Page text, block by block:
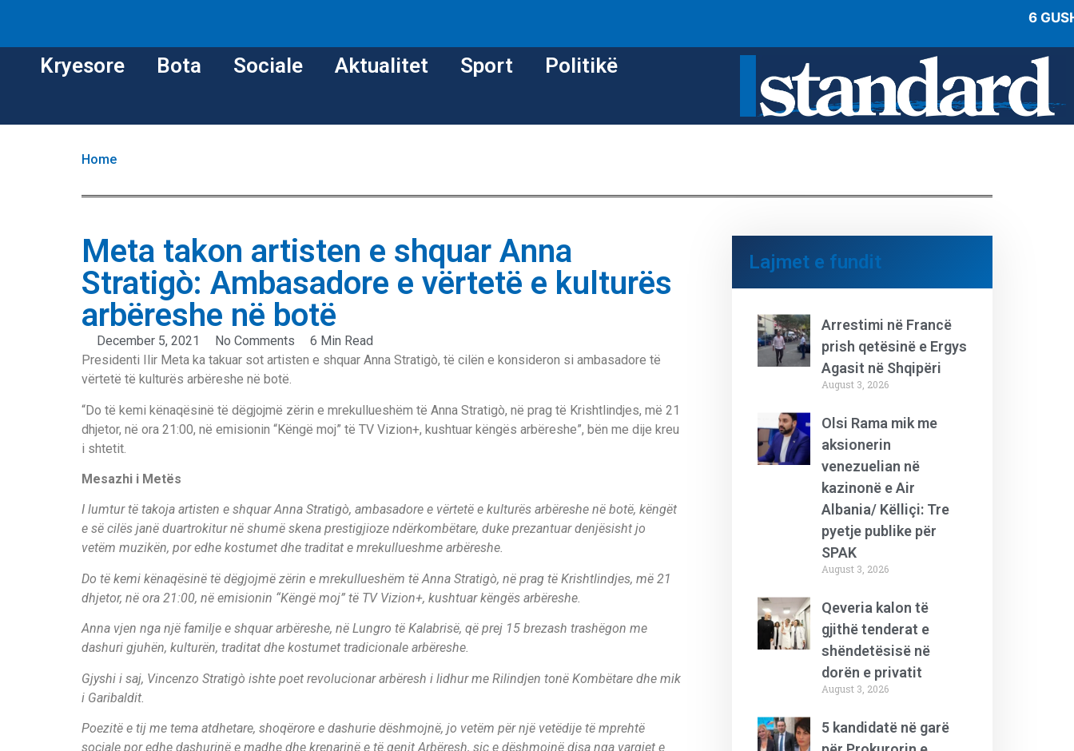
6
Kryesore Bota Sociale Aktualitet Sport Politikë
Home
Meta takon artisten e shquar Anna
Stratigò: Ambasadore e vërtetë e kulturës
arbëreshe në botë
December 5, 2021 No Comments
6 Min Read
Presidenti Ilir Meta ka takuar sot artisten e shquar Anna Stratigò, të cilën e konsideron si ambasadore të
vërtetë të kulturës arbëreshe në botë.
“Do të kemi kënaqësinë të dëgjojmë zërin e mrekullueshëm të Anna Stratigò, në prag të Krishtlindjes, më 21
dhjetor, në ora 21:00, në emisionin “Këngë moj” të TV Vizion+, kushtuar këngës arbëreshe”, bën me dije kreu
i shtetit.
Mesazhi i Metës
I lumtur të takoja artisten e shquar Anna Stratigò, ambasadore e vërtetë e kulturës arbëreshe në botë, këngët
e së cilës janë duartrokitur në shumë skena prestigjioze ndërkombëtare, duke prezantuar denjësisht jo
vetëm muzikën, por edhe kostumet dhe traditat e mrekullueshme arbëreshe.
Do të kemi kënaqësinë të dëgjojmë zërin e mrekullueshëm të Anna Stratigò, në prag të Krishtlindjes, më 21
dhjetor, në ora 21:00, në emisionin “Këngë moj” të TV Vizion+, kushtuar këngës arbëreshe.
Anna vjen nga një familje e shquar arbëreshe, në Lungro të Kalabrisë, që prej 15 brezash trashëgon me
dashuri gjuhën, kulturën, traditat dhe kostumet tradicionale arbëreshe.
Gjyshi i saj, Vincenzo Stratigò ishte poet revolucionar arbëresh i lidhur me Rilindjen tonë Kombëtare dhe mik
i Garibaldit.
Poezitë e tij me tema atdhetare, shoqërore e dashurie dëshmojnë, jo vetëm për një vetëdije të mprehtë
sociale por edhe dashurinë e madhe dhe krenarinë e të qenit Arbëresh, siç e dëshmojnë disa nga vargjet e
Lajmet e fundit
Arrestimi në Francë
prish qetësinë e Ergys
Agasit në Shqipëri
August 3, 2026
Olsi Rama mik me
aksionerin
venezuelian në
kazinonë e Air
Albania/ Këlliçi: Tre
pyetje publike për
SPAK
August 3, 2026
Qeveria kalon të
gjithë tenderat e
shëndetësisë në
dorën e privatit
August 3, 2026
5 kandidatë në garë